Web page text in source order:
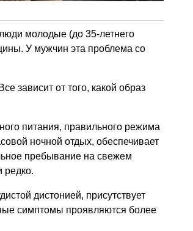
молодые (до 35-летнего
У мужчин эта проблема со
зависит от того, какой образ
питания, правильного режима
ночной отдых, обеспечивает
пребывание на свежем
редко.
дистонией, присутствует
симптомы проявляются более